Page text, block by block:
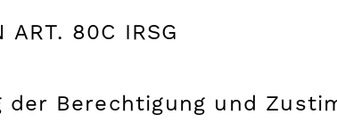
ART. 80C IRSG
der Berechtigung und